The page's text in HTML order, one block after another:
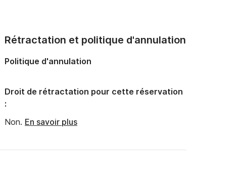
Rétractation et politique d'annulation
Politique d'annulation
Droit de rétractation pour cette réservation
:
Non. En savoir plus